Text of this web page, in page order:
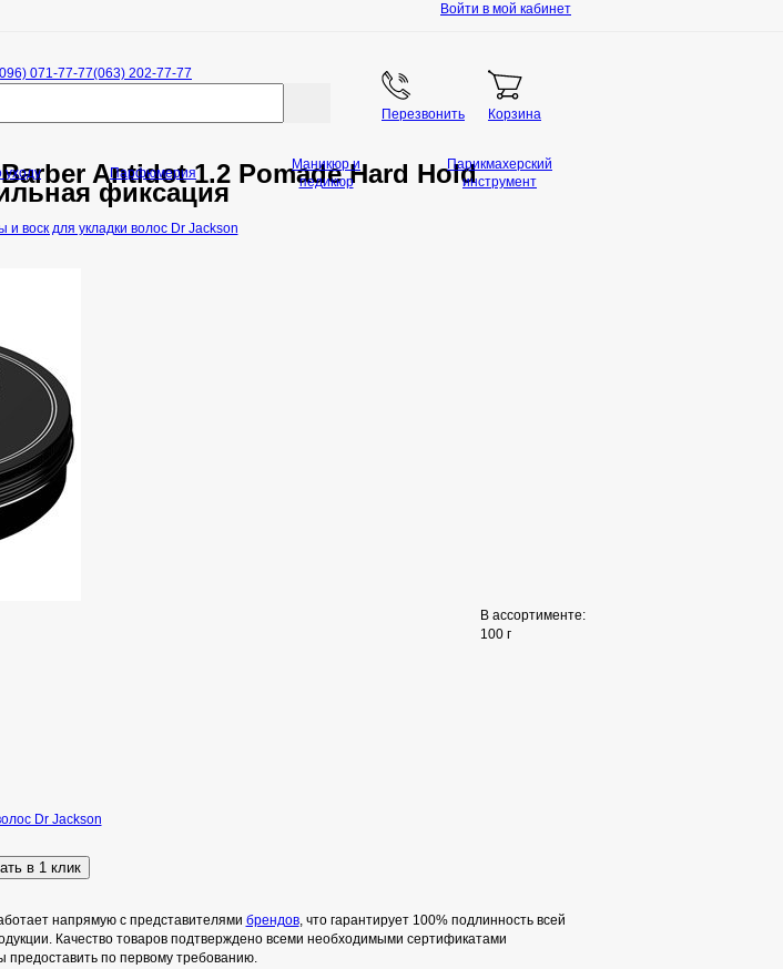
Войти в мой кабинет
071-77-77(063) 202-77-77
Перезвонить Корзина
Antidot 1.2 Pomade Hard Hold
фиксация
и воск для укладки волос Dr Jackson
В ассортименте:
100 г
Dr Jackson
напрямую с представителями брендов, что гарантирует 100% подлинность всей
Качество товаров подтверждено всеми необходимыми сертификатами
предоставить по первому требованию.
уходу Парфюмерия
Маникюр и
педикюр
Парикмахерский
инструмент